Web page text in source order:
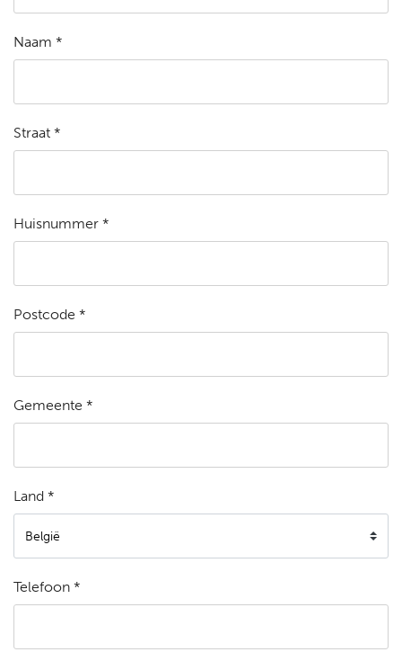
Naam *
Straat *
Huisnummer *
Postcode *
Gemeente *
Land *
Telefoon *